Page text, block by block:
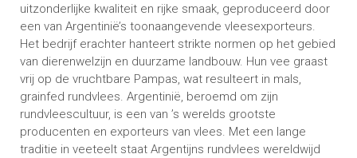
uitzonderlijke kwaliteit en rijke smaak, geproduceerd door
een van Argentinië’s toonaangevende vleesexporteurs.
Het bedrijf erachter hanteert strikte normen op het gebied
van dierenwelzijn en duurzame landbouw. Hun vee graast
vrij op de vruchtbare Pampas, wat resulteert in mals,
grainfed rundvlees. Argentinië, beroemd om zijn
rundvleescultuur, is een van ’s werelds grootste
producenten en exporteurs van vlees. Met een lange
traditie in veeteelt staat Argentijns rundvlees wereldwijd